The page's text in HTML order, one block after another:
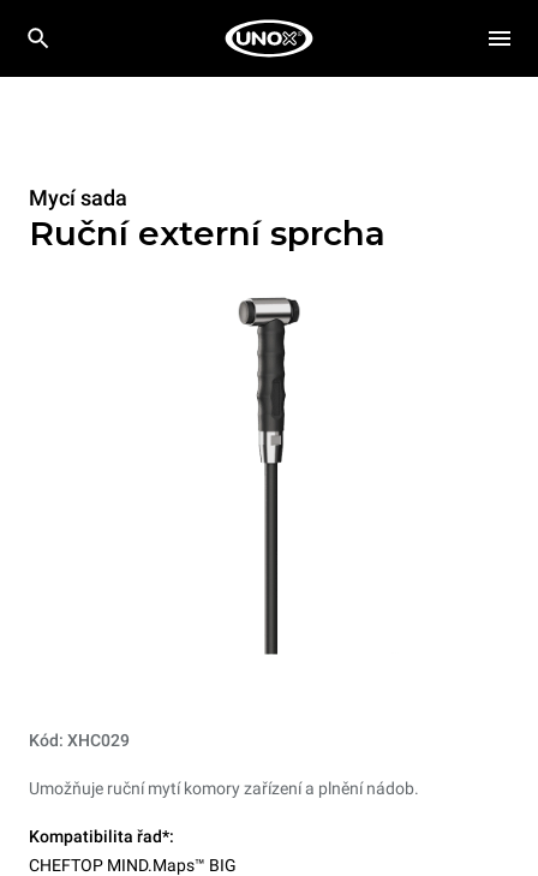
Mycí sada
Ruční externí sprcha
Kód: XHC029
Umožňuje ruční mytí komory zařízení a plnění nádob.
Kompatibilita řad*:
CHEFTOP MIND.Maps™ BIG